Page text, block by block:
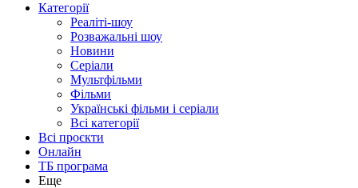
Категорії
Реаліті-шоу
Розважальні шоу
Новини
Серіали
Мультфільми
Фільми
Українські фільми і серіали
Всі категорії
Всі проєкти
Онлайн
ТБ програма
Еще